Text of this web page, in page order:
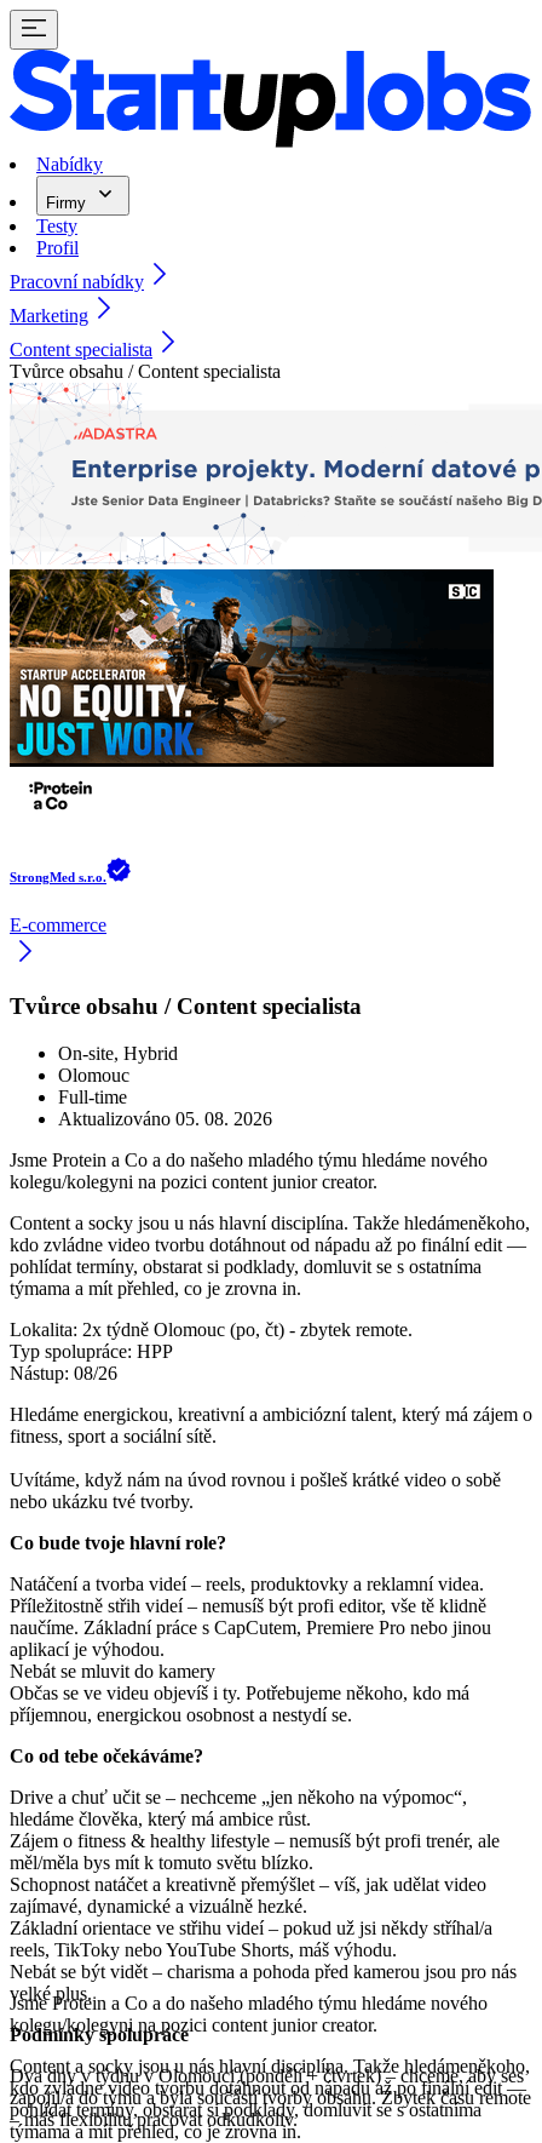
Nabídky
Firmy
Testy
Profil
Pracovní nabídky
Marketing
Content specialista
Tvůrce obsahu / Content specialista
StrongMed s.r.o.
E-commerce
Tvůrce obsahu / Content specialista
On-site, Hybrid
Olomouc
Full-time
Aktualizováno 05. 08. 2026
Jsme Protein a Co a do našeho mladého týmu hledáme nového
kolegu/kolegyni na pozici content junior creator.
Content a socky jsou u nás hlavní disciplína. Takže hledámeněkoho,
kdo zvládne video tvorbu dotáhnout od nápadu až po finální edit —
pohlídat termíny, obstarat si podklady, domluvit se s ostatníma
týmama a mít přehled, co je zrovna in.
Lokalita: 2x týdně Olomouc (po, čt) - zbytek remote.
Typ spolupráce: HPP
Nástup: 08/26
Hledáme energickou, kreativní a ambiciózní talent, který má zájem o
fitness, sport a sociální sítě.
Uvítáme, když nám na úvod rovnou i pošleš krátké video o sobě
nebo ukázku tvé tvorby.
Co bude tvoje hlavní role?
Natáčení a tvorba videí – reels, produktovky a reklamní videa.
Příležitostně střih videí – nemusíš být profi editor, vše tě klidně
naučíme. Základní práce s CapCutem, Premiere Pro nebo jinou
aplikací je výhodou.
Nebát se mluvit do kamery
Občas se ve videu objevíš i ty. Potřebujeme někoho, kdo má
příjemnou, energickou osobnost a nestydí se.
Co od tebe očekáváme?
Drive a chuť učit se – nechceme „jen někoho na výpomoc“,
hledáme člověka, který má ambice růst.
Zájem o fitness & healthy lifestyle – nemusíš být profi trenér, ale
měl/měla bys mít k tomuto světu blízko.
Schopnost natáčet a kreativně přemýšlet – víš, jak udělat video
zajímavé, dynamické a vizuálně hezké.
Základní orientace ve střihu videí – pokud už jsi někdy stříhal/a
reels, TikToky nebo YouTube Shorts, máš výhodu.
Nebát se být vidět – charisma a pohoda před kamerou jsou pro nás
velké plus.
Podmínky spolupráce
Dva dny v týdnu v Olomouci (pondělí + čtvrtek) – chceme, aby ses
zapojil/a do týmu a byla součástí tvorby obsahu. Zbytek času remote
– máš flexibilitu pracovat odkudkoliv.
Jsme Protein a Co a do našeho mladého týmu hledáme nového
kolegu/kolegyni na pozici content junior creator.
Content a socky jsou u nás hlavní disciplína. Takže hledámeněkoho,
kdo zvládne video tvorbu dotáhnout od nápadu až po finální edit —
pohlídat termíny, obstarat si podklady, domluvit se s ostatníma
týmama a mít přehled, co je zrovna in.